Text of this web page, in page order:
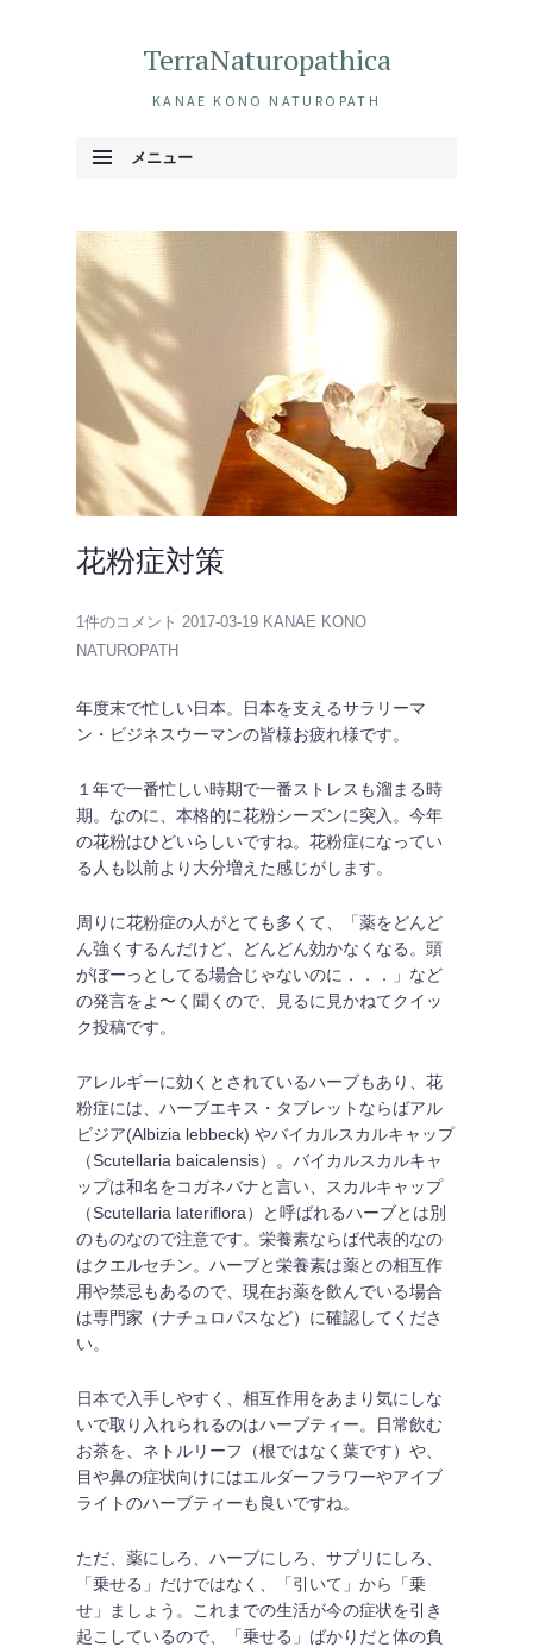
TerraNaturopathica
KANAE KONO NATUROPATH
メニュー
花粉症対策
1件のコメント 2017-03-19 KANAE KONO
NATUROPATH
年度末で忙しい日本。日本を支えるサラリーマ
ン・ビジネスウーマンの皆様お疲れ様です。
１年で一番忙しい時期で一番ストレスも溜まる時
期。なのに、本格的に花粉シーズンに突入。今年
の花粉はひどいらしいですね。花粉症になってい
る人も以前より大分増えた感じがします。
周りに花粉症の人がとても多くて、「薬をどんど
ん強くするんだけど、どんどん効かなくなる。頭
がぼーっとしてる場合じゃないのに．．．」など
の発言をよ〜く聞くので、見るに見かねてクイッ
ク投稿です。
アレルギーに効くとされているハーブもあり、花
粉症には、ハーブエキス・タブレットならばアル
ビジア(Albizia lebbeck) やバイカルスカルキャップ
（Scutellaria baicalensis）。バイカルスカルキャ
ップは和名をコガネバナと言い、スカルキャップ
（Scutellaria lateriflora）と呼ばれるハーブとは別
のものなので注意です。栄養素ならば代表的なの
はクエルセチン。ハーブと栄養素は薬との相互作
用や禁忌もあるので、現在お薬を飲んでいる場合
は専門家（ナチュロパスなど）に確認してくださ
い。
日本で入手しやすく、相互作用をあまり気にしな
いで取り入れられるのはハーブティー。日常飲む
お茶を、ネトルリーフ（根ではなく葉です）や、
目や鼻の症状向けにはエルダーフラワーやアイブ
ライトのハーブティーも良いですね。
ただ、薬にしろ、ハーブにしろ、サプリにしろ、
「乗せる」だけではなく、「引いて」から「乗
せ」ましょう。これまでの生活が今の症状を引き
起こしているので、「乗せる」ばかりだと体の負